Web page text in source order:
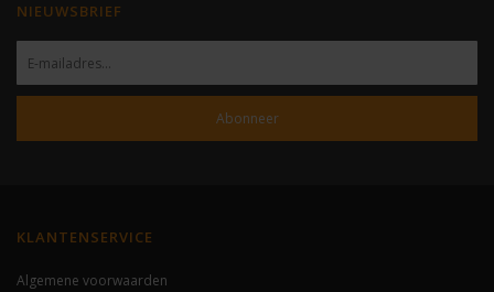
NIEUWSBRIEF
Abonneer
KLANTENSERVICE
Algemene voorwaarden